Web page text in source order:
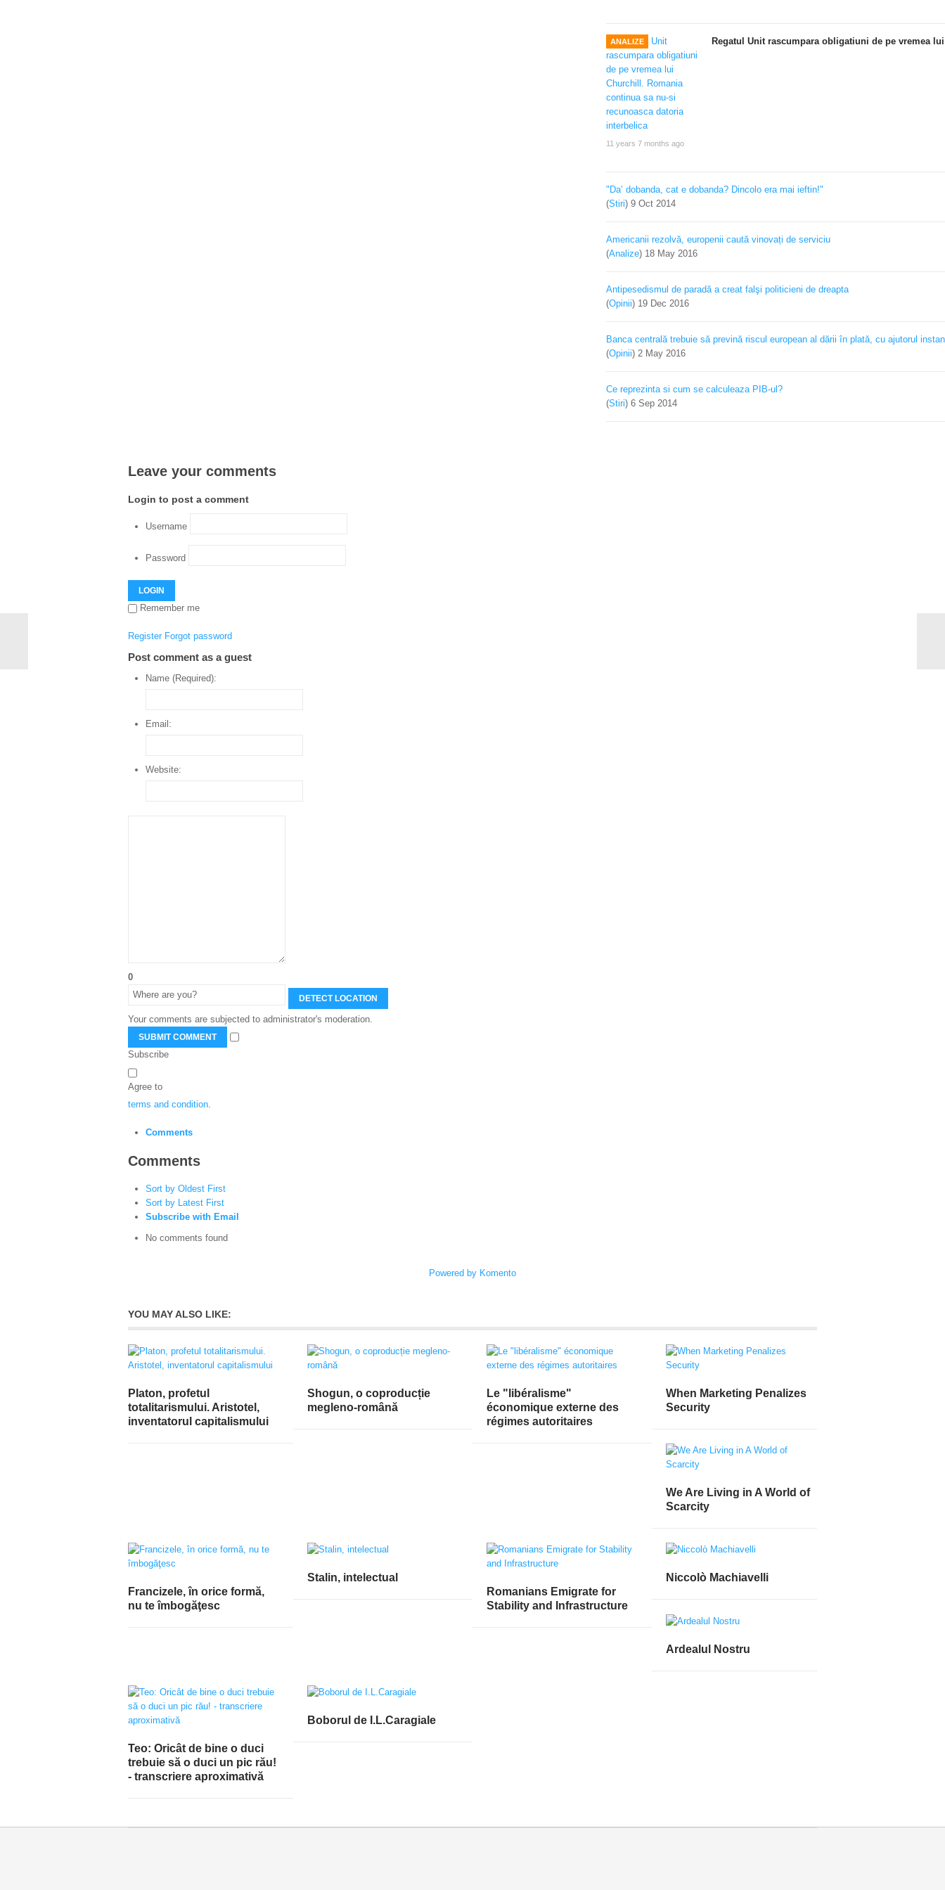
ANALIZE
11 years 7 months ago
Regatul Unit rascumpara obligatiuni de pe vremea
"Da’ dobanda, cat e dobanda? Dincolo era mai ieftin!"
(Stiri) 9 Oct 2014
Americanii rezolvă, europenii caută vinovați de serviciu
(Analize) 18 May 2016
Antipesedismul de paradă a creat falşi politicieni de dreapta
(Opinii) 19 Dec 2016
Banca centrală trebuie să prevină riscul european al dării în plată, cu ajutorul
(Opinii) 2 May 2016
Ce reprezinta si cum se calculeaza PIB-ul?
(Stiri) 6 Sep 2014
Leave your comments
Login to post a comment
Username
Password
LOGIN
Remember me
Register Forgot password
Post comment as a guest
Name (Required):
Email:
Website:
0
DETECT LOCATION
Your comments are subjected to administrator's moderation.
SUBMIT COMMENT
Subscribe
Agree to
terms and condition
Comments
Comments
Sort by Oldest First
Sort by Latest First
Subscribe with Email
No comments found
Powered by Komento
YOU MAY ALSO LIKE:
Platon, profetul
totalitarismului. Aristotel,
inventatorul capitalismului
Shogun, o coproducție
megleno-română
Le "libéralisme"
économique externe des
régimes autoritaires
When Marketing Penalizes
Security
We Are Living in A World of
Scarcity
Francizele, în orice formă,
nu te îmbogăţesc
Stalin, intelectual
Romanians Emigrate for
Stability and Infrastructure
Niccolò Machiavelli
Ardealul Nostru
Teo: Oricât de bine o duci
trebuie să o duci un pic rău!
- transcriere aproximativă
Boborul de I.L.Caragiale